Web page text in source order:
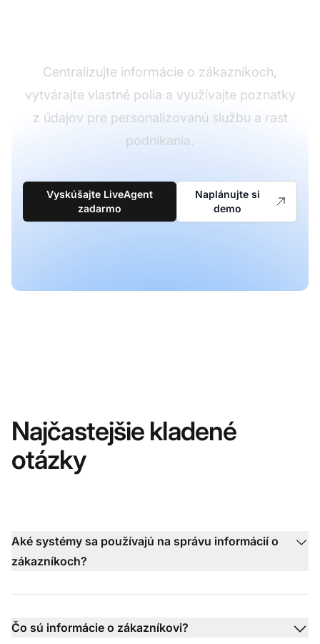
Centralizujte informácie o zákazníkoch,
vytvárajte vlastné polia a využívajte poznatky
z údajov pre personalizovanú službu a rast
podnikania.
Vyskúšajte LiveAgent
zadarmo
Naplánujte si
demo
Najčastejšie kladené
otázky
Aké systémy sa používajú na správu informácií o
zákazníkoch?
Čo sú informácie o zákazníkovi?